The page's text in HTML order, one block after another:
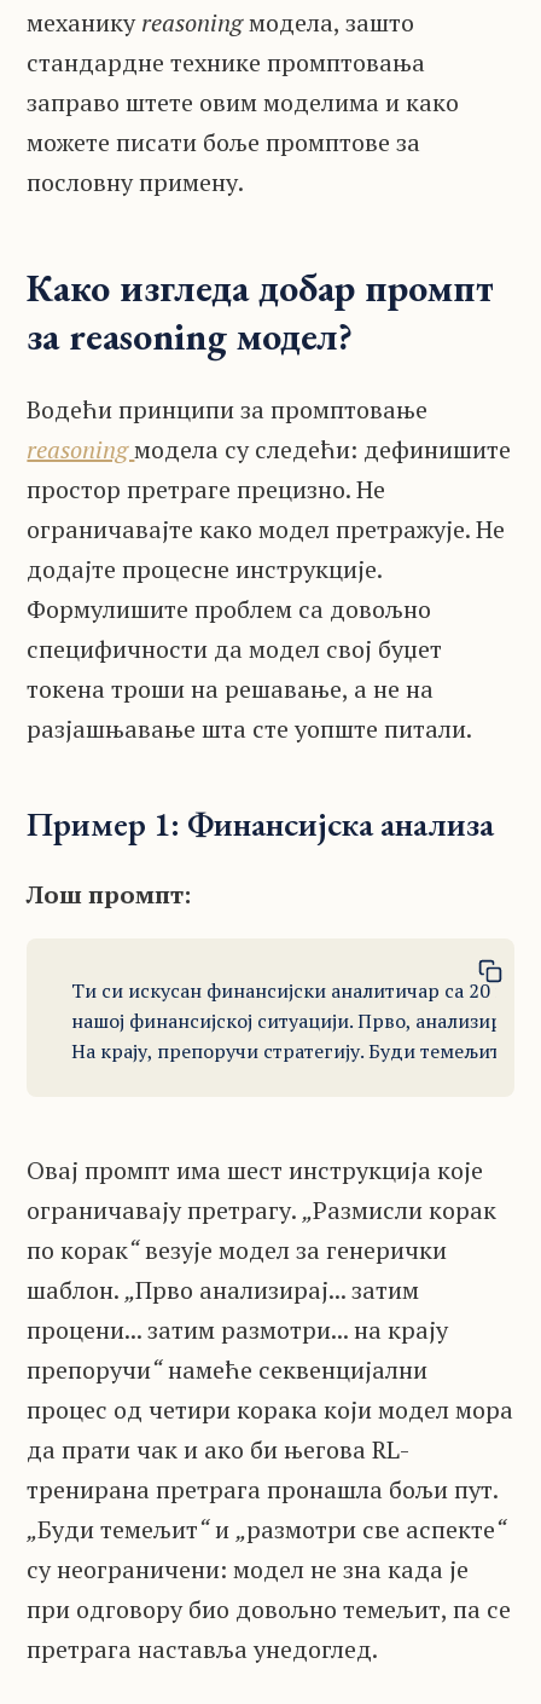
механикуreasoningмодела, зашто
стандардне технике промптовања
заправо штете овим моделима и како
можете писати боље промптове за
пословну примену.
Како изгледа добар промпт
за reasoning модел?
Водећи принципи за промптовање
reasoningмодела су следећи: дефинишите
простор претраге прецизно. Не
ограничавајте како модел претражује. Не
додајте процесне инструкције.
Формулишите проблем са довољно
специфичности да модел свој буџет
токена троши на решавање, а не на
разјашњавање шта сте уопште питали.
Пример 1: Финансијска анализа
Лош промпт:
Ти си искусан финансијски аналитичар са 20
нашој финансијској ситуацији. Прво,
На крају, препоручи стратегију. Буди темељит и
Овај промпт има шест инструкција које
ограничавају претрагу. „Размисли корак
по корак“везује модел за генерички
шаблон. „Прво анализирај... затим
процени... затим размотри... на крају
препоручи“намеће секвенцијални
процес од четири корака који модел мора
да прати чак и ако би његова RL-
тренирана претрага пронашла бољи пут.
„Буди темељит“и „размотри све аспекте“
су неограничени: модел не зна када је
при одговору био довољно темељит, па се
претрага наставља унедоглед.